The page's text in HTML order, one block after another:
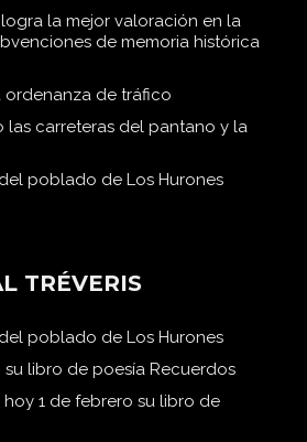
la mejor valoración en la
de memoria histórica
ordenanza de tráfico
las carreteras del pantano y la
poblado de Los Hurones
TRÉVERIS
poblado de Los Hurones
su libro de poesía Recuerdos
hoy 1 de febrero su libro de